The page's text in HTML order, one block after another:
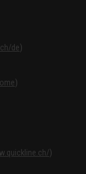
de)
)
)